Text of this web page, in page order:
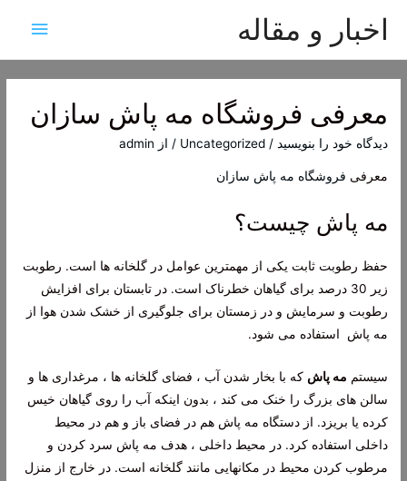
اخبار و مقاله
اصلی
معرفی فروشگاه مه پاش سازان
دیدگاه‌ خود را بنویسید /
Uncategorized / از admin
معرفی فروشگاه مه پاش سازان
مه پاش چیست؟
حفظ رطوبت ثابت یکی از مهمترین عوامل در گلخانه ها است. رطوبت
زیر 30 درصد برای گیاهان خطرناک است. در تابستان برای افزایش
رطوبت و سرمایش و در زمستان برای جلوگیری از خشک شدن هوا از
مه پاش استفاده می شود.
سیستم مه پاش که با بخار شدن آب ، فضای گلخانه ها ، مرغداری ها و
سالن های بزرگ را خنک می کند ، بدون اینکه آب را روی گیاهان خیس
کرده یا بریزد. از دستگاه مه پاش هم در فضای باز و هم در محیط
داخلی استفاده کرد. در محیط داخلی ، هدف مه پاش سرد کردن و
مرطوب کردن محیط در مکانهایی مانند گلخانه است. در خارج از منزل